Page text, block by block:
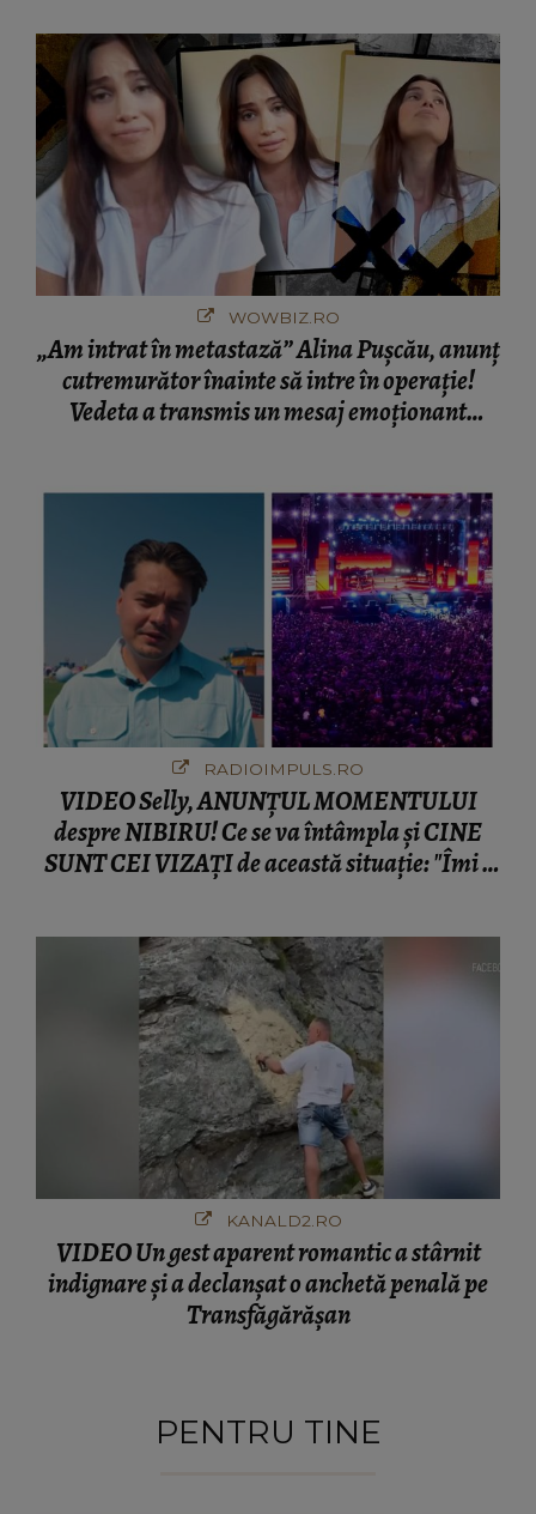
WOWBIZ.RO
„Am intrat în metastază” Alina Pușcău, anunț
cutremurător înainte să intre în operație!
Vedeta a transmis un mesaj emoționant
RADIOIMPULS.RO
VIDEO Selly, ANUNȚUL MOMENTULUI
despre NIBIRU! Ce se va întâmpla și CINE
SUNT CEI VIZAȚI de această situație: "Îmi e
KANALD2.RO
VIDEO Un gest aparent romantic a stârnit
indignare și a declanșat o anchetă penală pe
Transfăgărășan
PENTRU TINE